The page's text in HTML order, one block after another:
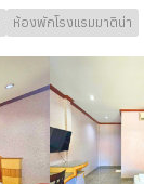
ห้องพักโรงแรมมาติน่า